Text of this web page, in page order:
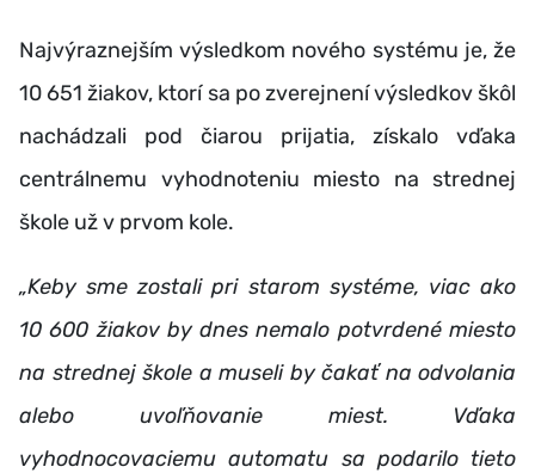
Najvýraznejším výsledkom nového systému je, že
10 651 žiakov, ktorí sa po zverejnení výsledkov škôl
nachádzali pod čiarou prijatia, získalo vďaka
centrálnemu vyhodnoteniu miesto na strednej
škole už v prvom kole.
„Keby sme zostali pri starom systéme, viac ako
10 600 žiakov by dnes nemalo potvrdené miesto
na strednej škole a museli by čakať na odvolania
alebo uvoľňovanie miest. Vďaka
vyhodnocovaciemu automatu sa podarilo tieto